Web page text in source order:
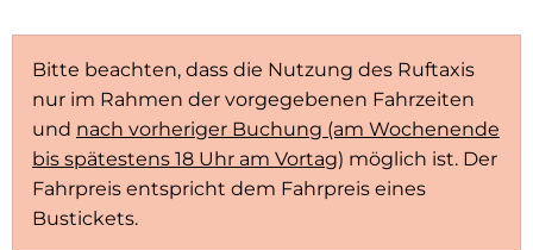
Bitte beachten, dass die Nutzung des Ruftaxis
nur im Rahmen der vorgegebenen Fahrzeiten
und nach vorheriger Buchung (am Wochenende
bis spätestens 18 Uhr am Vortag) möglich ist. Der
Fahrpreis entspricht dem Fahrpreis eines
Bustickets.